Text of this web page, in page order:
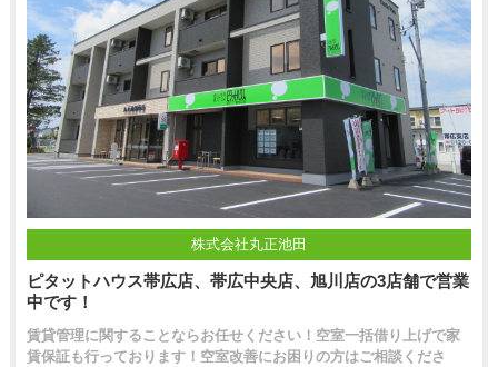
株式会社丸正池田
ピタットハウス帯広店、帯広中央店、旭川店の3店舗で営業
中です！
賃貸管理に関することならお任せください！空室一括借り上げで家
賃保証も行っております！空室改善にお困りの方はご相談くださ